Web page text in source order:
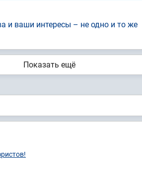
и ваши интересы – не одно и то же
Показать ещё